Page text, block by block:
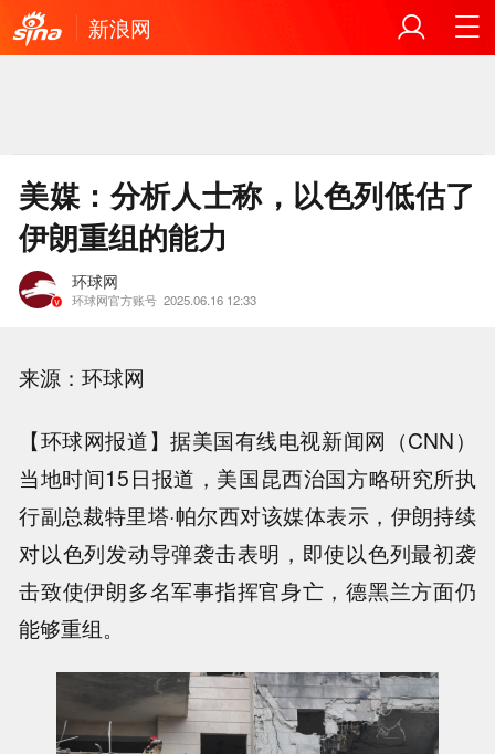
新浪网
美媒：分析人士称，以色列低估了
伊朗重组的能力
环球网
环球网官方账号 2025.06.16 12:33
来源：环球网
【环球网报道】据美国有线电视新闻网（CNN）
当地时间15日报道，美国昆西治国方略研究所执
行副总裁特里塔·帕尔西对该媒体表示，伊朗持续
对以色列发动导弹袭击表明，即使以色列最初袭
击致使伊朗多名军事指挥官身亡，德黑兰方面仍
能够重组。